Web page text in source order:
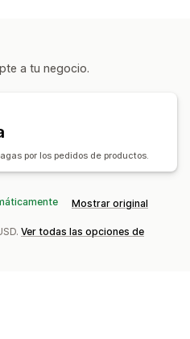
Envío personalizado
en tiempo real
de pedidos
a tu negocio.
por los pedidos de productos.
Mostrar original
Ver todas las opciones de